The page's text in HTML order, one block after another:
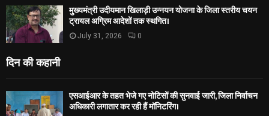
मुख्यमंत्री उदीयमान खिलाड़ी उन्नयन योजना के जिला स्तरीय चयन
ट्रायल अग्रिम आदेशों तक स्थगित।
July 31, 2026 0
दिन की कहानी
एसआईआर के तहत भेजे गए नोटिसों की सुनवाई जारी, जिला निर्वाचन
अधिकारी लगातार कर रही हैं मॉनिटरिंग।